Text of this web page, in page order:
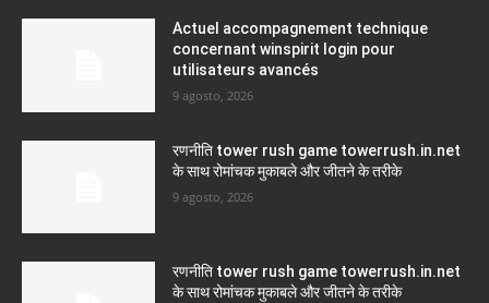
Actuel accompagnement technique
concernant winspirit login pour
utilisateurs avancés
9 agosto, 2026
रणनीति tower rush game towerrush.in.net
के साथ रोमांचक मुकाबले और जीतने के तरीके
9 agosto, 2026
रणनीति tower rush game towerrush.in.net
के साथ रोमांचक मुकाबले और जीतने के तरीके